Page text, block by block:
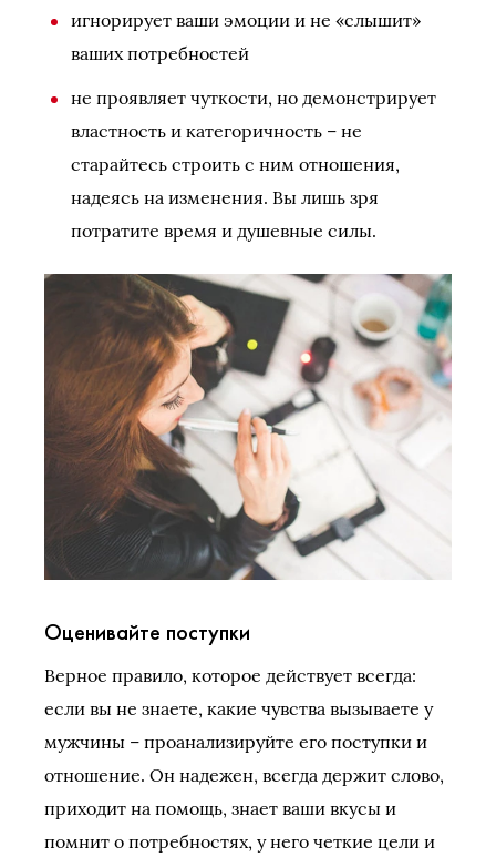
игнорирует ваши эмоции и не «слышит»
ваших потребностей
не проявляет чуткости, но демонстрирует
властность и категоричность – не
старайтесь строить с ним отношения,
надеясь на изменения. Вы лишь зря
потратите время и душевные силы.
Оценивайте поступки
Верное правило, которое действует всегда:
если вы не знаете, какие чувства вызываете у
мужчины – проанализируйте его поступки и
отношение. Он надежен, всегда держит слово,
приходит на помощь, знает ваши вкусы и
помнит о потребностях, у него четкие цели и